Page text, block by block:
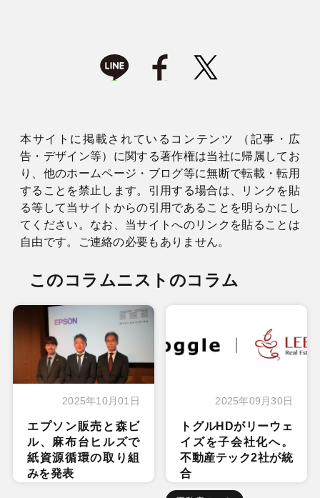
本サイトに掲載されているコンテンツ （記事・広
告・デザイン等）に関する著作権は当社に帰属してお
り、他のホームページ・ブログ等に無断で転載・転用
することを禁止します。引用する場合は、リンクを貼
る等して当サイトからの引用であることを明らかにし
てください。なお、当サイトへのリンクを貼ることは
自由です。ご連絡の必要もありません。
このコラムニストのコラム
2025年10月01日
エプソン販売と森ビ
ル、麻布台ヒルズで
紙資源循環の取り組
みを発表
2025年09月30日
トグルHDがリーウェ
イズを子会社化へ。
不動産テック2社が統
合